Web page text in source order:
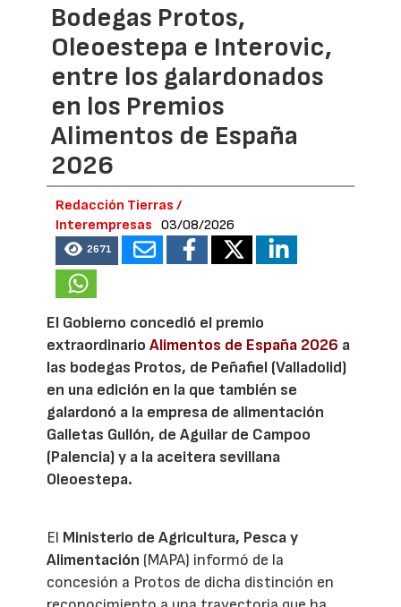
Bodegas Protos,
Oleoestepa e Interovic,
entre los galardonados
en los Premios
Alimentos de España
2026
Redacción Tierras /
Interempresas
03/08/2026
2671
El Gobierno concedió el premio
extraordinarioAlimentos de España 2026 a
las bodegas Protos, de Peñafiel (Valladolid)
en una edición en la que también se
galardonó a la empresa de alimentación
Galletas Gullón, de Aguilar de Campoo
(Palencia) y a la aceitera sevillana
Oleoestepa.
El Ministerio de Agricultura, Pesca y
Alimentación (MAPA) informó de la
concesión a Protos de dicha distinción en